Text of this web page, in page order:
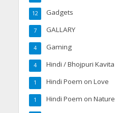
Gadgets
12
GALLARY
7
Gaming
4
Hindi / Bhojpuri Kavita
4
Hindi Poem on Love
1
Hindi Poem on Nature
1